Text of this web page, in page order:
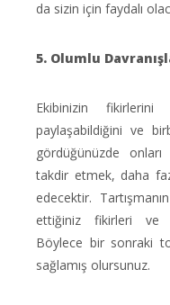
da sizin için faydalı
5. Olumlu
Ekibinizin
paylaşabildiğini ve
gördüğünüzde
takdir etmek, daha
edecektir.
ettiğiniz fikirleri ve
Böylece bir sonraki
sağlamış olursunuz.